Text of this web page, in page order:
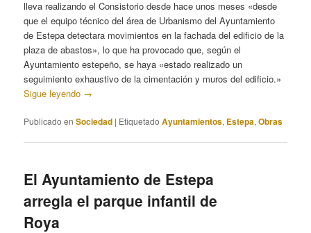
lleva realizando el Consistorio desde hace unos meses «desde
que el equipo técnico del área de Urbanismo del Ayuntamiento
de Estepa detectara movimientos en la fachada del edificio de la
plaza de abastos», lo que ha provocado que, según el
Ayuntamiento estepeño, se haya «estado realizado un
seguimiento exhaustivo de la cimentación y muros del edificio.»
Sigue leyendo →
Publicado en Sociedad | Etiquetado Ayuntamientos, Estepa,Obras
El Ayuntamiento de Estepa
arregla el parque infantil de
Roya